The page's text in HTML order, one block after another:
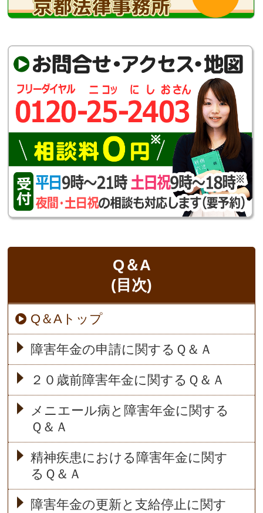
Q＆A
(目次)
Q＆Aトップ
障害年金の申請に関するＱ＆Ａ
２０歳前障害年金に関するＱ＆Ａ
メニエール病と障害年金に関する
Ｑ＆Ａ
精神疾患における障害年金に関す
るＱ＆Ａ
障害年金の更新と支給停止に関す